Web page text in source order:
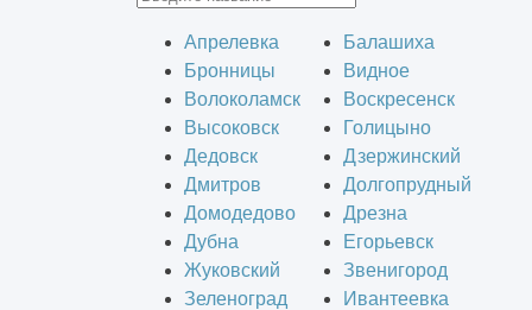
Апрелевка
Балашиха
Бронницы
Видное
Волоколамск
Воскресенск
Высоковск
Голицыно
Дедовск
Дзержинский
Дмитров
Долгопрудный
Домодедово
Дрезна
Дубна
Егорьевск
Жуковский
Звенигород
Зеленоград
Ивантеевка